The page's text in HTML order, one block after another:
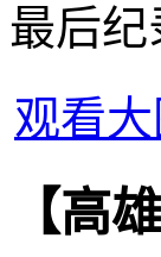
最后
观看大
【高